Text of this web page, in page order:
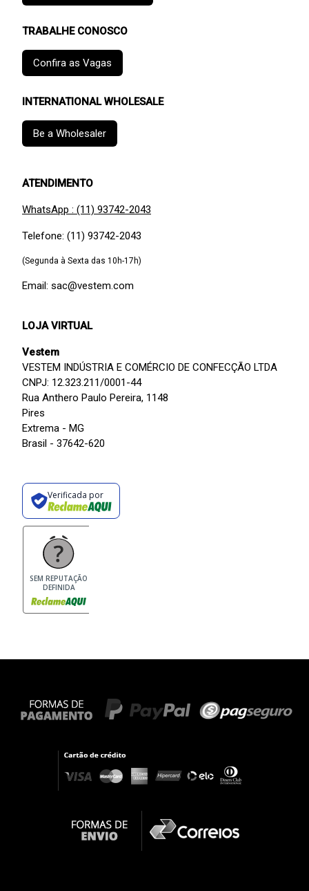
TRABALHE CONOSCO
Confira as Vagas
INTERNATIONAL WHOLESALE
Be a Wholesaler
ATENDIMENTO
WhatsApp : (11) 93742-2043
Telefone: (11) 93742-2043
(Segunda à Sexta das 10h-17h)
Email: sac@vestem.com
LOJA VIRTUAL
Vestem
VESTEM INDÚSTRIA E COMÉRCIO DE CONFECÇÃO LTDA
CNPJ: 12.323.211/0001-44
Rua Anthero Paulo Pereira, 1148
Pires
Extrema - MG
Brasil - 37642-620
Verificada por
SEM REPUTAÇÃO
DEFINIDA